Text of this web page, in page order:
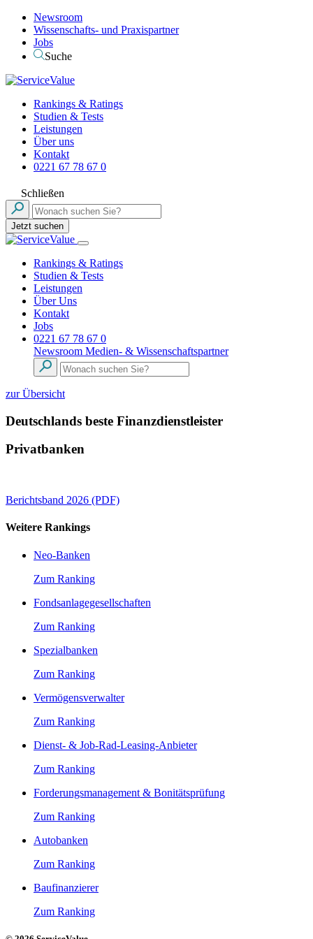
Newsroom
Wissenschafts- und Praxispartner
Jobs
Suche
Rankings & Ratings
Studien & Tests
Leistungen
Über uns
Kontakt
0221 67 78 67 0
Schließen
Jetzt suchen
Rankings & Ratings
Studien & Tests
Leistungen
Über Uns
Kontakt
Jobs
0221 67 78 67 0
Newsroom Medien- & Wissenschaftspartner
zur Übersicht
Deutschlands beste Finanzdienstleister
Privatbanken
Berichtsband 2026 (PDF)
Weitere Rankings
Neo-Banken
Zum Ranking
Fondsanlagegesellschaften
Zum Ranking
Spezialbanken
Zum Ranking
Vermögensverwalter
Zum Ranking
Dienst- & Job-Rad-Leasing-Anbieter
Zum Ranking
Forderungsmanagement & Bonitätsprüfung
Zum Ranking
Autobanken
Zum Ranking
Baufinanzierer
Zum Ranking